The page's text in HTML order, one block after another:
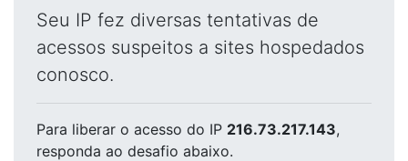
Seu IP fez diversas tentativas de
acessos suspeitos a sites hospedados
conosco.
Para liberar o acesso do IP 216.73.217.143,
responda ao desafio abaixo.